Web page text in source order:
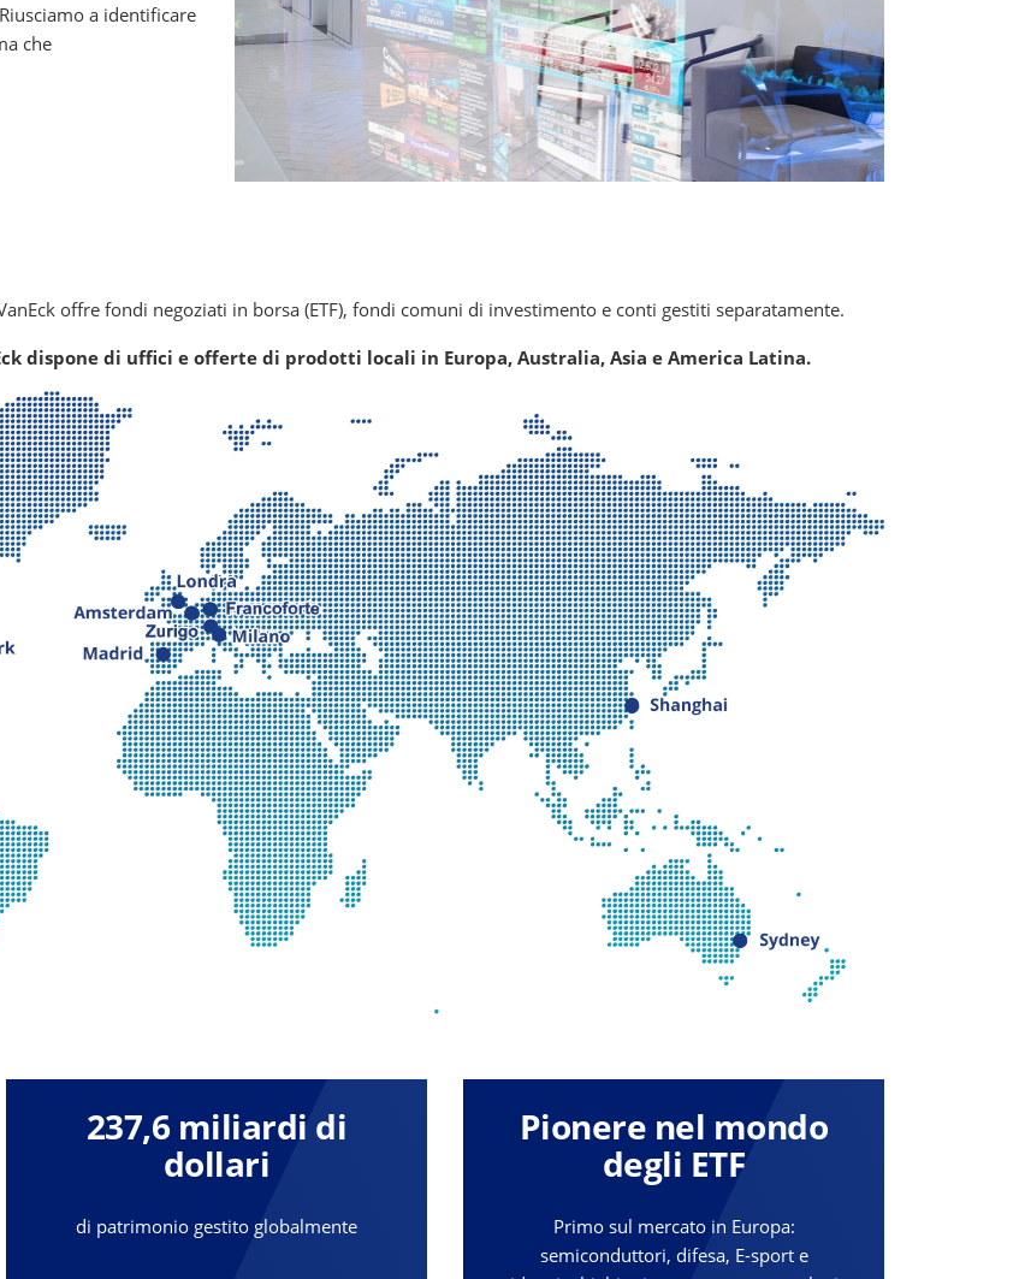
a identificare
che
offre fondi negoziati in borsa (ETF), fondi comuni di investimento e conti gestiti separatamente.
dispone di uffici e offerte di prodotti locali in Europa, Australia, Asia e America Latina.
237,6 miliardi di
dollari
di patrimonio gestito globalmente
Pionere nel mondo
degli ETF
Primo sul mercato in Europa:
semiconduttori, difesa, E-sport e